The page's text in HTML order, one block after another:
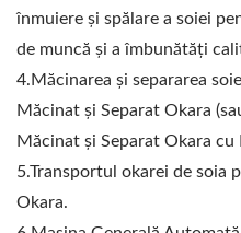
înmuiere și spălare a soiei
de muncă și a îmbunătăți
4.Măcinarea și separarea
Măcinat și Separat Okara
Măcinat și Separat Okara cu
5.Transportul okarei de soia
Okara.